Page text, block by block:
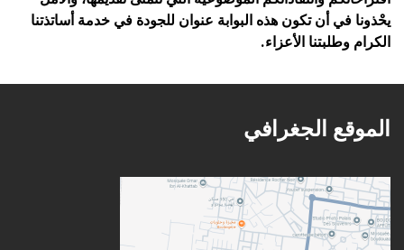
يحْذونا في أن تكون هذه البوابة عنوان للجودة في خدمة أساتذتنا
الكرام وطلبتنا الأعزاء.
الموقع الجغرافي